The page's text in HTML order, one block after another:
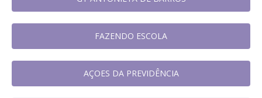
FAZENDO ESCOLA
AÇOES DA PREVIDÊNCIA